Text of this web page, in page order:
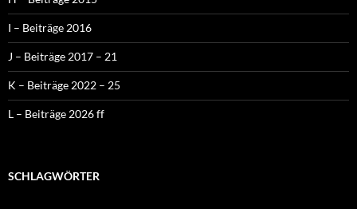
I – Beiträge 2016
J – Beiträge 2017 – 21
K – Beiträge 2022 – 25
L – Beiträge 2026 ff
SCHLAGWÖRTER